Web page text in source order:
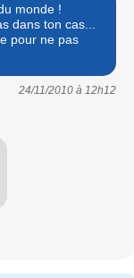
monde !
dans ton cas...
pour ne pas
24/11/2010 à 12h12